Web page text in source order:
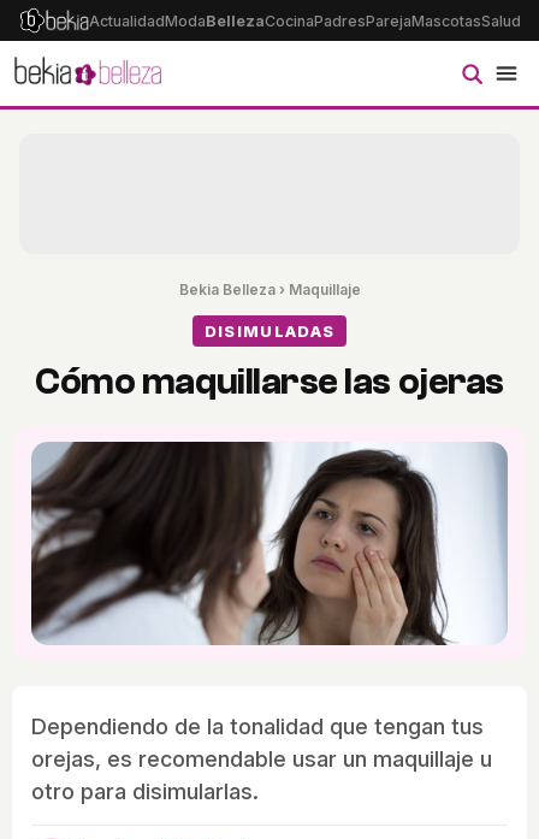
ActualidadModaBellezaCocinaPadresParejaMascotasSalud
Bekia Belleza› Maquillaje
DISIMULADAS
Cómo maquillarse las ojeras
Dependiendo de la tonalidad que tengan tus
orejas, es recomendable usar un maquillaje u
otro para disimularlas.